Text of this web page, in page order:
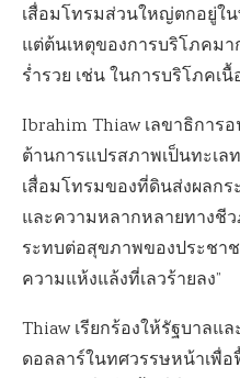
เสื่อมโทรมส่วนใหญ่ตกอยู่ใ
แต่ต้นเหตุของการบริโภคม
ร่ำรวย เช่น ในการบริโภคเ
Ibrahim Thiaw เลขาธิการ
ต้านการแปรสภาพเป็นทะเล
เสื่อมโทรมของที่ดินส่งผลก
และความหลากหลายทางชี
ระทบต่อสุขภาพของประชา
ความแห้งแล้งที่เลวร้ายลง”
Thiaw เรียกร้องให้รัฐบาลแ
ดอลลาร์ในทศวรรษหน้าเพื่